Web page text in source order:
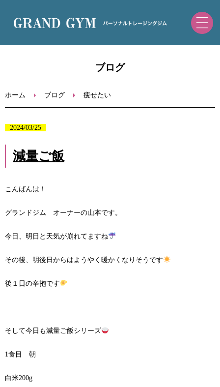
ブログ
ホーム ブログ 痩せたい
2024/03/25
減量ご飯
こんばんは！
グランドジム オーナーの山本です。
今日、明日と天気が崩れてますね
その後、明後日からはようやく暖かくなりそうです
後１日の辛抱です
そして今日も減量ご飯シリーズ
1食目 朝
白米200g